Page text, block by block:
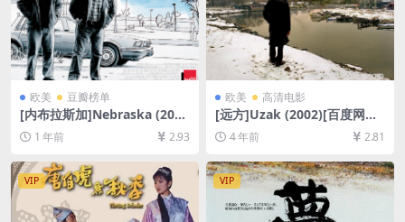
欧美 豆瓣榜单
[内布拉斯加]Nebraska (201
3)[百度网盘+夸克网盘1080P
超清未删减资源][网盘在线播
放/下载][MP4/7.5GB][中英字
幕]
1 年前 2.93
欧美 高清电影
[远方]Uzak (2002)[百度网盘
+迅雷云盘资源1080P超清未
删减][MP4/7GB][中文字幕]
4 年前 2.81
VIP VIP